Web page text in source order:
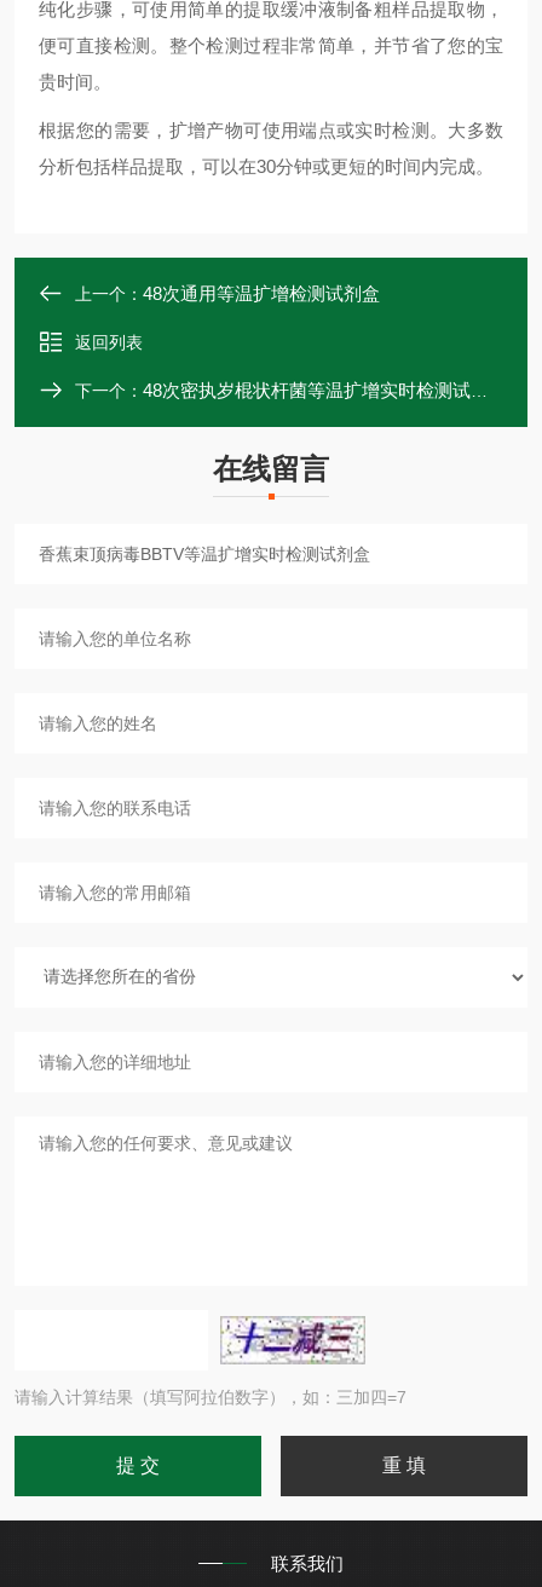
纯化步骤，可使用简单的提取缓冲液制备粗样品提取物，
便可直接检测。整个检测过程非常简单，并节省了您的宝
贵时间。
根据您的需要，扩增产物可使用端点或实时检测。大多数
分析包括样品提取，可以在30分钟或更短的时间内完成。
上一个： 48次通用等温扩增检测试剂盒
返回列表
下一个： 48次密执岁棍状杆菌等温扩增实时检测试剂盒
在线留言
请输入计算结果（填写阿拉伯数字），如：三加四=7
联系我们